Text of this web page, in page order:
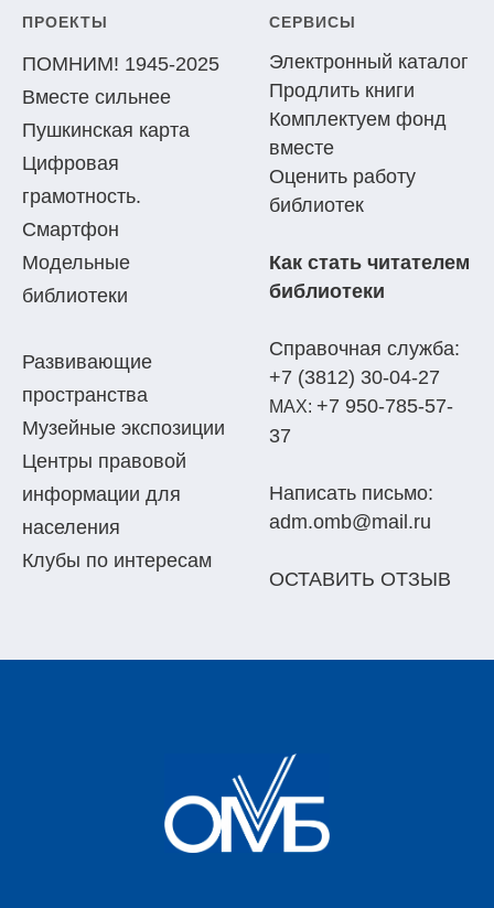
ПРОЕКТЫ
ПОМНИМ! 1945-2025
Вместе сильнее
Пушкинская карта
Цифровая
грамотность.
Смартфон
Модельные
библиотеки
Развивающие
пространства
Музейные экспозиции
Центры правовой
информации для
населения
Клубы по интересам
СЕРВИСЫ
Электронный каталог
Продлить книги
Комплектуем фонд
вместе
Оценить работу
библиотек
Как стать читателем
библиотеки
Справочная служба:
+7 (3812) 30-04-27
МАХ: +7 950-785-57-
37
Написать письмо:
adm.omb@mail.ru
ОСТАВИТЬ ОТЗЫВ